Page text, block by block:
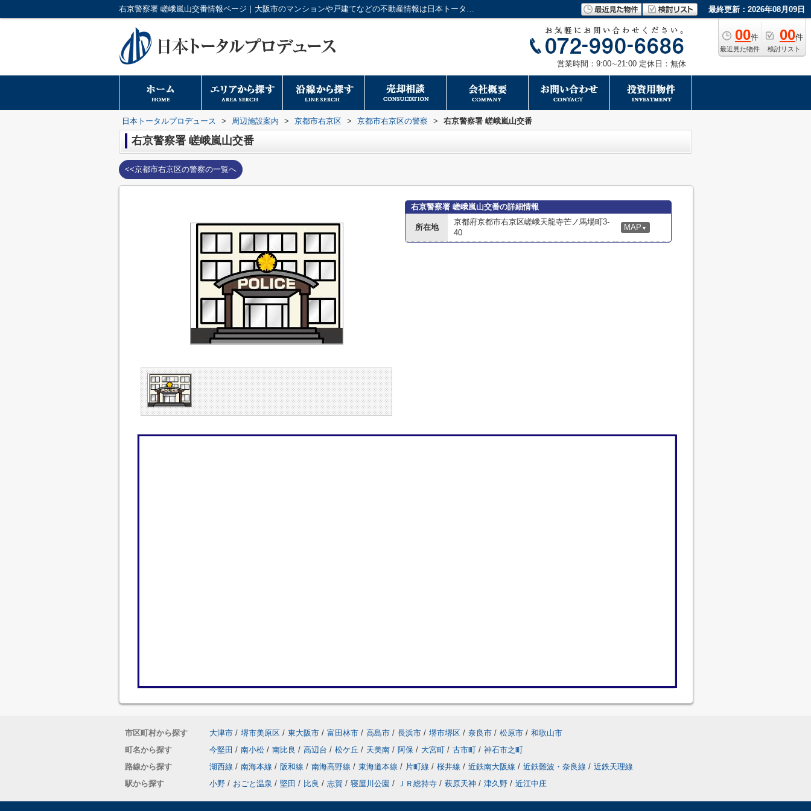
右京警察署 嵯峨嵐山交番情報ページ｜大阪市のマンションや戸建てなどの不動産情報は日本トータルプロデュースへ 最終更新：2026年08月09日
00件
最近見た物件
00件
検討リスト
営業時間：9:00∼21:00 定休日：無休
日本トータルプロデュース > 周辺施設案内 > 京都市右京区 > 京都市右京区の警察 > 右京警察署 嵯峨嵐山交番
右京警察署 嵯峨嵐山交番
<<京都市右京区の警察の一覧へ
右京警察署 嵯峨嵐山交番の詳細情報
所在地
京都府京都市右京区嵯峨天龍寺芒ノ馬場町3-
40
MAP ▼
市区町村から探す 大津市 / 堺市美原区 / 東大阪市 / 富田林市 / 高島市 / 長浜市 / 堺市堺区 / 奈良市 / 松原市 / 和歌山市
町名から探す
今堅田 / 南小松 / 南比良 / 高辺台 / 松ケ丘 / 天美南 / 阿保 / 大宮町 / 古市町 / 神石市之町
路線から探す
湖西線 / 南海本線 / 阪和線 / 南海高野線 / 東海道本線 / 片町線 / 桜井線 / 近鉄南大阪線 / 近鉄難波・奈良線 / 近鉄天理線
駅から探す
小野 / おごと温泉 / 堅田 / 比良 / 志賀 / 寝屋川公園 / ＪＲ総持寺 / 萩原天神 / 津久野 / 近江中庄